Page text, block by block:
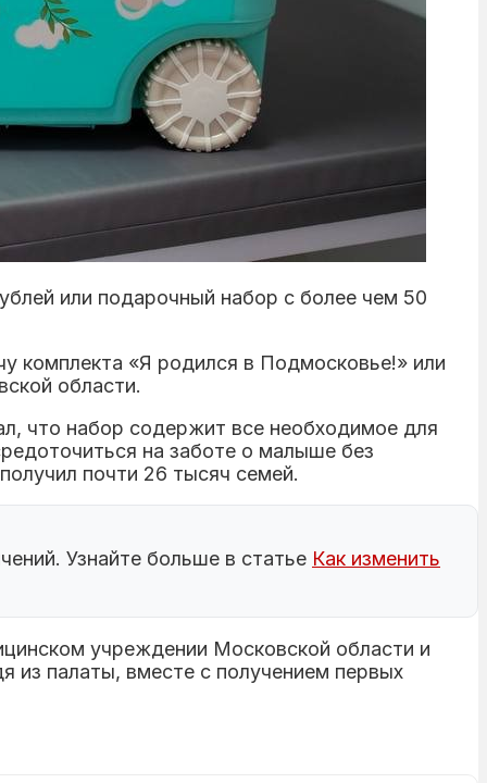
или подарочный набор с более чем 50
комплекта «Я родился в Подмосковье!» или
области.
что набор содержит все необходимое для
на заботе о малыше без
почти 26 тысяч семей.
Узнайте больше в статье Как изменить
учреждении Московской области и
палаты, вместе с получением первых